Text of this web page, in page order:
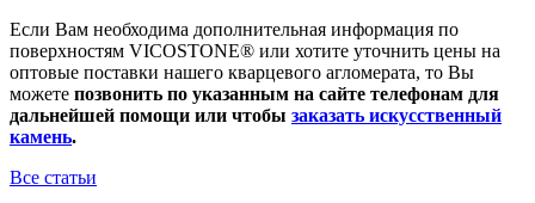
Если Вам необходима дополнительная информация по
поверхностям VICOSTONE® или хотите уточнить цены на
оптовые поставки нашего кварцевого агломерата, то Вы
можете позвонить по указанным на сайте телефонам для
дальнейшей помощи или чтобы заказать искусственный
камень.
Все статьи